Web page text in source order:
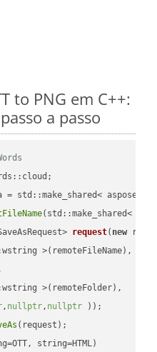
to PNG em C++:
a passo
= std::make_shared<
(std::make_shared<
request( new
>(remoteFileName),
>(remoteFolder),
, nullptr, nullptr ))
(request);